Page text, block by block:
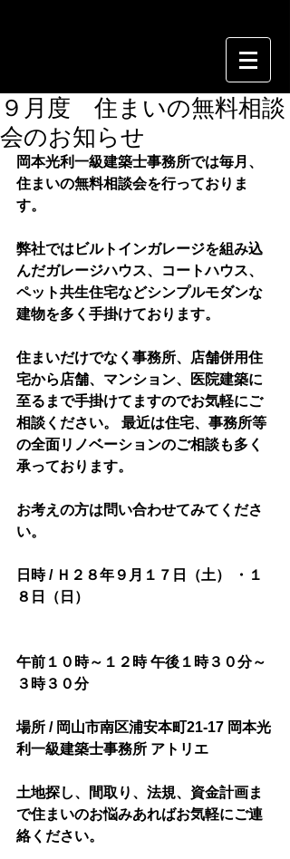
９月度 住まいの無料相談
会のお知らせ
岡本光利一級建築士事務所では毎月、
住まいの無料相談会を行っておりま
す。
弊社ではビルトインガレージを組み込
んだガレージハウス、コートハウス、
ペット共生住宅などシンプルモダンな
建物を多く手掛けております。
住まいだけでなく事務所、店舗併用住
宅から店舗、マンション、医院建築に
至るまで手掛けてますのでお気軽にご
相談ください。 最近は住宅、事務所等
の全面リノベーションのご相談も多く
承っております。
お考えの方は問い合わせてみてくださ
い。
日時 / Ｈ２８年９月１７日（土） ・１
８日（日）
午前１０時～１２時 午後１時３０分～
３時３０分
場所 / 岡山市南区浦安本町21-17 岡本光
利一級建築士事務所 アトリエ
土地探し、間取り、法規、資金計画ま
で住まいのお悩みあればお気軽にご連
絡ください。